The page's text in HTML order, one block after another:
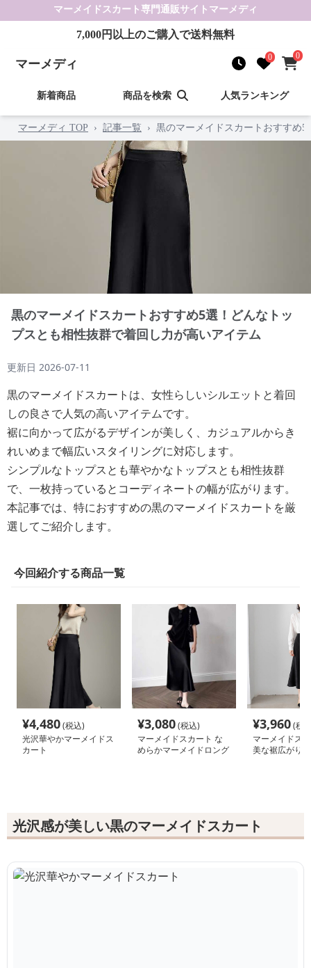
マーメイドスカート 専門通販サイト マーメディ
7,000円以上のご購入で送料無料
マーメディ 0 0
新着商品 商品を検索 人気ランキング
マーメディ TOP › 記事一覧 › 黒のマーメイドスカートおすすめ
黒のマーメイドスカートおすすめ5選！どんなトッ
プスとも相性抜群で着回し力が高いアイテム
更新日 2026-07-11
黒のマーメイドスカートは、女性らしいシルエットと着回
しの良さで人気の高いアイテムです。
裾に向かって広がるデザインが美しく、カジュアルからき
れいめまで幅広いスタイリングに対応します。
シンプルなトップスとも華やかなトップスとも相性抜群
で、一枚持っているとコーディネートの幅が広がります。
本記事では、特におすすめの黒のマーメイドスカートを厳
選してご紹介します。
今回紹介する商品一覧
¥4,480(税込)
光沢華やかマーメイドス
カート
¥3,080(税込)
マーメイドスカート な
めらかマーメイドロング
¥3,960(税
マーメイドス
美な裾広がり
光沢感が美しい黒のマーメイドスカート